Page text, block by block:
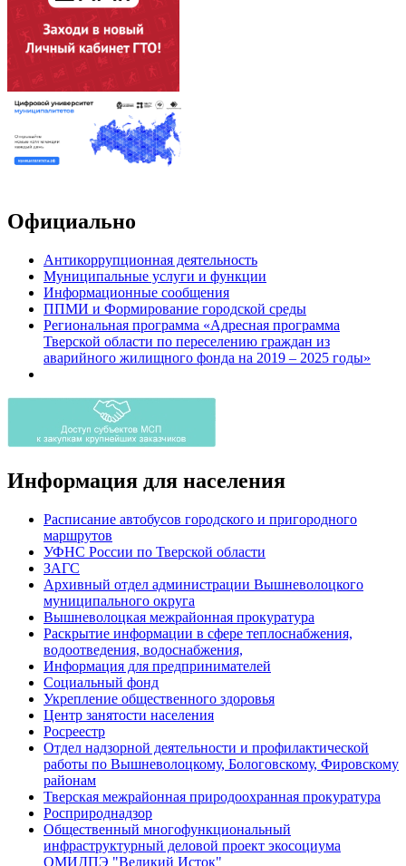
Официально
Антикоррупционная деятельность
Муниципальные услуги и функции
Информационные сообщения
ППМИ и Формирование городской среды
Региональная программа «Адресная программа
Тверской области по переселению граждан из
аварийного жилищного фонда на 2019 – 2025 годы»
Информация для населения
Расписание автобусов городского и пригородного
маршрутов
УФНС России по Тверской области
ЗАГС
Архивный отдел администрации Вышневолоцкого
муниципального округа
Вышневолоцкая межрайонная прокуратура
Раскрытие информации в сфере теплоснабжения,
водоотведения, водоснабжения,
Информация для предпринимателей
Социальный фонд
Укрепление общественного здоровья
Центр занятости населения
Росреестр
Отдел надзорной деятельности и профилактической
работы по Вышневолоцкому, Бологовскому, Фировскому
районам
Тверская межрайонная природоохранная прокуратура
Росприроднадзор
Общественный многофункциональный
инфраструктурный деловой проект экосоциума
ОМИДПЭ "Великий Исток"